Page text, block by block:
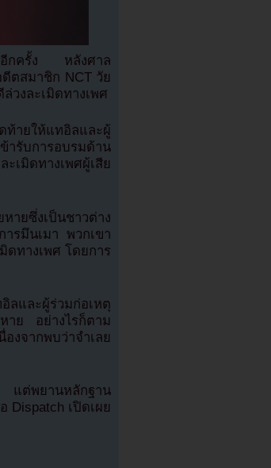
จอีกครั้ง หลังศาล
ตสมาชิก NCT วัย
วงละเมิดทางเพศ
ายให้แทอิลและผู้
รับการอบรมด้าน
เมิดทางเพศผู้เสีย
ายซึ่งเป็นชาวต่าง
รมึนเมา พวกเขา
ดทางเพศ โดยการ
ลและผู้ร่วมก่อเหตุ
าย อย่างไรก็ตาม
งจากพบว่าจำเลย
แต่พยานหลักฐาน
Dispatch เปิดเผย